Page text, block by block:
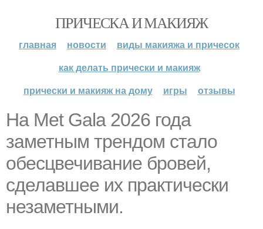
ПРИЧЕСКА И МАКИЯЖ
главная новости
виды макияжа и причесок
как делать прически и макияж
прически и макияж на дому
игры отзывы
На Met Gala 2026 года
заметным трендом стало
обесцвечивание бровей,
сделавшее их практически
незаметными.